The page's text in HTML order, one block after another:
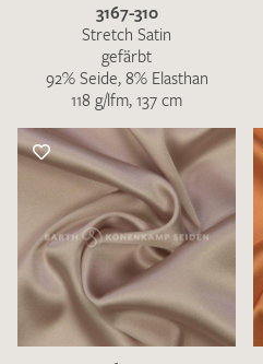
3167-310
Stretch Satin
gefärbt
92% Seide, 8% Elasthan
118 g/lfm, 137 cm